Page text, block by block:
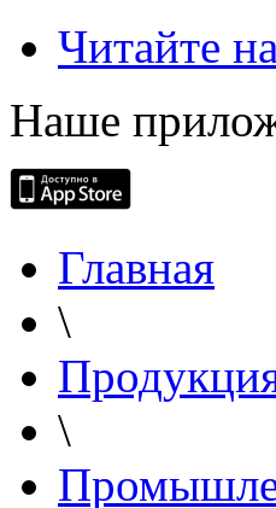
Читайте
Наше
Главная
\
\